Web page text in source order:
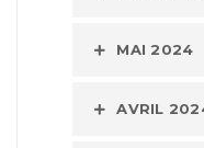
MAI 2024
AVRIL